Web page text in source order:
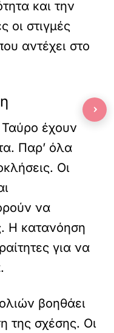
και την
οι στιγμές
αντέχει στο
έχουν
Παρ’ όλα
Οι
να
Η κατανόηση
για να
βοηθάει
της σχέσης. Οι
›